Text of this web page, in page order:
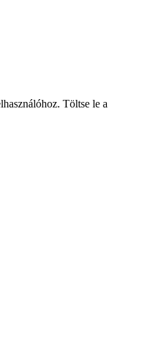
Töltse le a